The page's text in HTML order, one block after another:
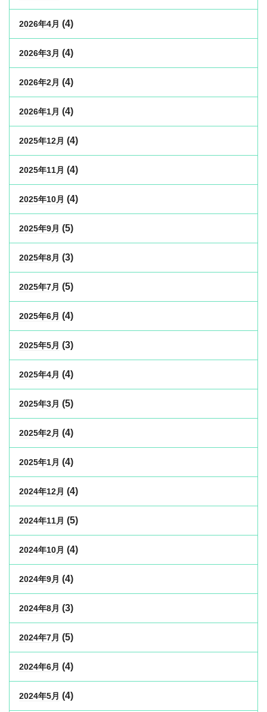
2026年4月 (4)
2026年3月 (4)
2026年2月 (4)
2026年1月 (4)
2025年12月 (4)
2025年11月 (4)
2025年10月 (4)
2025年9月 (5)
2025年8月 (3)
2025年7月 (5)
2025年6月 (4)
2025年5月 (3)
2025年4月 (4)
2025年3月 (5)
2025年2月 (4)
2025年1月 (4)
2024年12月 (4)
2024年11月 (5)
2024年10月 (4)
2024年9月 (4)
2024年8月 (3)
2024年7月 (5)
2024年6月 (4)
2024年5月 (4)